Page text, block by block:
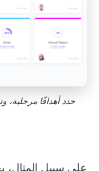
حدد أهدافًا مرحلية،
على سبيل